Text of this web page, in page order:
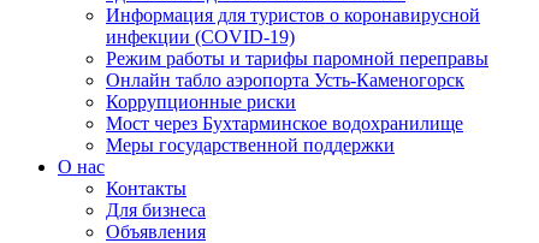
Информация для туристов о коронавирусной
инфекции (COVID-19)
Режим работы и тарифы паромной переправы
Онлайн табло аэропорта Усть-Каменогорск
Коррупционные риски
Мост через Бухтарминское водохранилище
Меры государственной поддержки
О нас
Контакты
Для бизнеса
Объявления